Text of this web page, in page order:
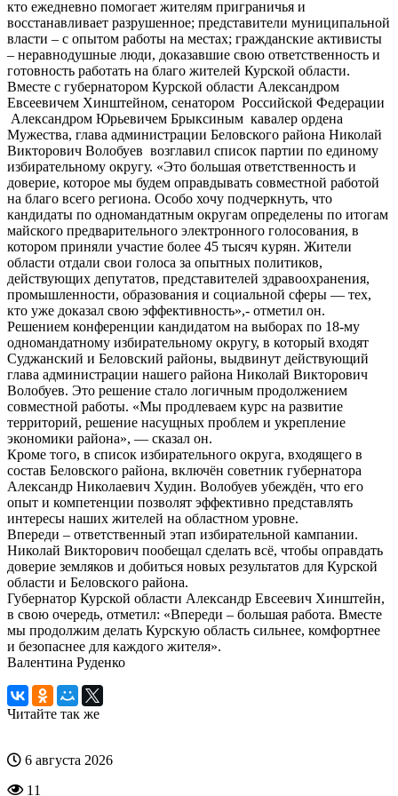
кто ежедневно помогает жителям приграничья и
восстанавливает разрушенное; представители муниципальной
власти – с опытом работы на местах; гражданские активисты
– неравнодушные люди, доказавшие свою ответственность и
готовность работать на благо жителей Курской области.
Вместе с губернатором Курской области Александром
Евсеевичем Хинштейном, сенатором Российской Федерации
Александром Юрьевичем Брыксиным кавалер ордена
Мужества, глава администрации Беловского района Николай
Викторович Волобуев возглавил список партии по единому
избирательному округу. «Это большая ответственность и
доверие, которое мы будем оправдывать совместной работой
на благо всего региона. Особо хочу подчеркнуть, что
кандидаты по одномандатным округам определены по итогам
майского предварительного электронного голосования, в
котором приняли участие более 45 тысяч курян. Жители
области отдали свои голоса за опытных политиков,
действующих депутатов, представителей здравоохранения,
промышленности, образования и социальной сферы — тех,
кто уже доказал свою эффективность»,- отметил он.
Решением конференции кандидатом на выборах по 18-му
одномандатному избирательному округу, в который входят
Суджанский и Беловский районы, выдвинут действующий
глава администрации нашего района Николай Викторович
Волобуев. Это решение стало логичным продолжением
совместной работы. «Мы продлеваем курс на развитие
территорий, решение насущных проблем и укрепление
экономики района», — сказал он.
Кроме того, в список избирательного округа, входящего в
состав Беловского района, включён советник губернатора
Александр Николаевич Худин. Волобуев убеждён, что его
опыт и компетенции позволят эффективно представлять
интересы наших жителей на областном уровне.
Впереди – ответственный этап избирательной кампании.
Николай Викторович пообещал сделать всё, чтобы оправдать
доверие земляков и добиться новых результатов для Курской
области и Беловского района.
Губернатор Курской области Александр Евсеевич Хинштейн,
в свою очередь, отметил: «Впереди – большая работа. Вместе
мы продолжим делать Курскую область сильнее, комфортнее
и безопаснее для каждого жителя».
Валентина Руденко
Читайте так же
6 августа 2026
11